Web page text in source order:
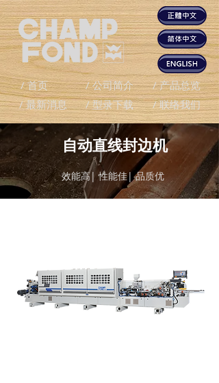
/ 首页
/ 最新消息
/ 公司简介
/ 型录下载
/ 产品总览
/ 联络我们
自动直线封边机
效能高| 性能佳| 品质优